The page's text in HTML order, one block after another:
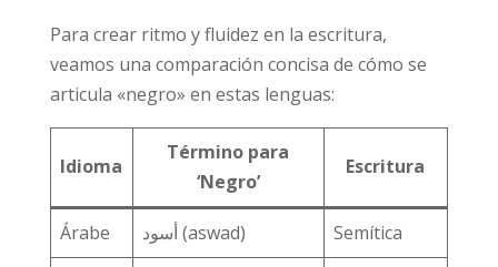
Para crear ritmo y fluidez en la escritura,
veamos una comparación concisa de cómo se
articula «negro» en estas lenguas:
Idioma
Término para
‘Negro’
Escritura
Árabe أسود (aswad)
Semítica